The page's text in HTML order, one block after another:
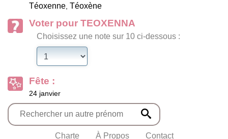
Téoxenne, Téoxène
Voter pour TEOXENNA
Choisissez une note sur 10 ci-dessous :
Fête :
24 janvier
Charte À Propos Contact